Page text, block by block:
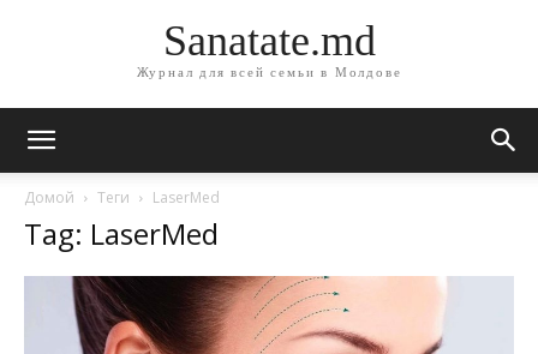
Sanatate.md
Журнал для всей семьи в Молдове
Домой Теги LaserMed
Tag: LaserMed